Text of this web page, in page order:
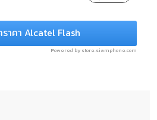
ราคา Alcatel Flash
Powered by store.siamphone.com